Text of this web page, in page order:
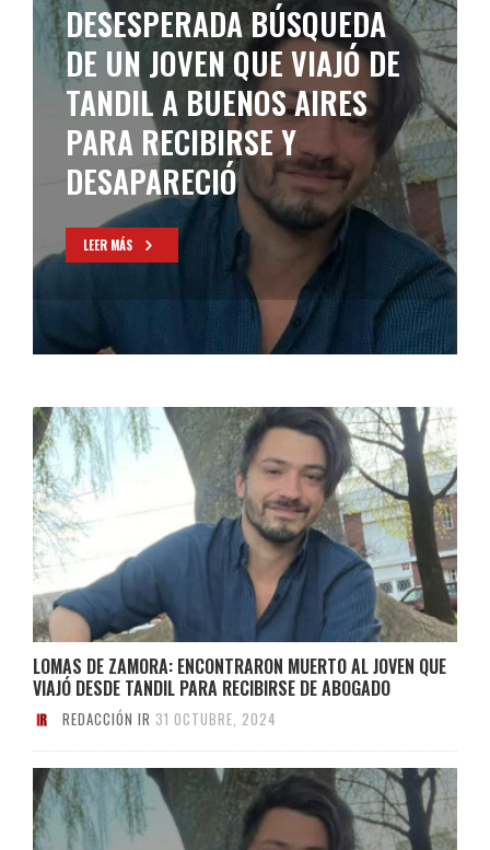
DESESPERADA BÚSQUEDA
DE UN JOVEN QUE VIAJÓ DE
TANDIL A BUENOS AIRES
PARA RECIBIRSE Y
DESAPARECIÓ
LEER MÁS
LOMAS DE ZAMORA: ENCONTRARON MUERTO AL JOVEN QUE
VIAJÓ DESDE TANDIL PARA RECIBIRSE DE ABOGADO
REDACCIÓN IR 31 OCTUBRE, 2024